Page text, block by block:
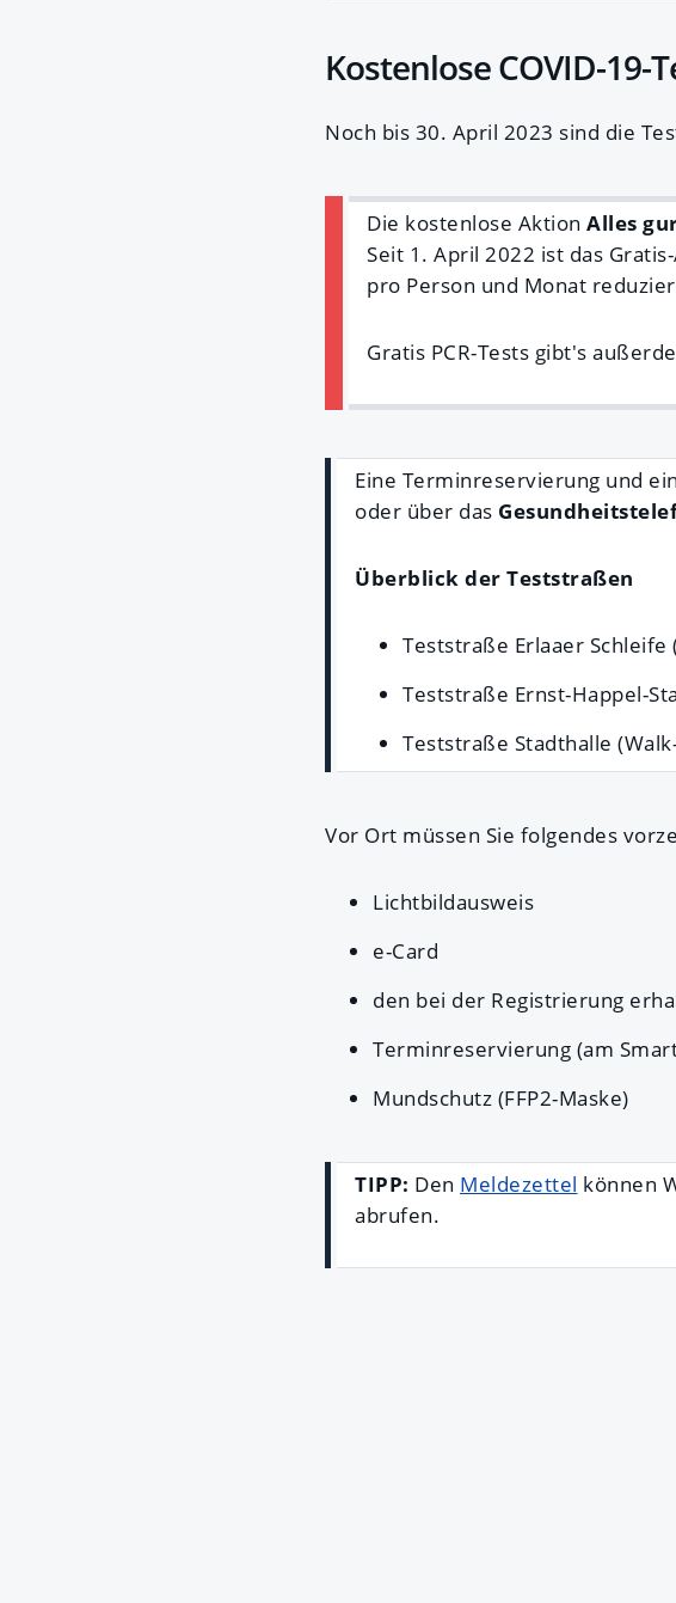
Kostenlose COVID-19-
Noch bis 30. April 2023 sind die
Die kostenlose Aktion Alles
Seit 1. April 2022 ist das
pro Person und Monat
Gratis PCR-Tests gibt's
Eine Terminreservierung und
oder über das
Überblick der Teststraßen
Teststraße Erlaaer Schleife
Teststraße Ernst-Happel-
Teststraße Stadthalle
Vor Ort müssen Sie folgendes
Lichtbildausweis
e-Card
den bei der Registrierung
Terminreservierung (am
Mundschutz (FFP2-Maske)
TIPP: Den Meldezettel können
abrufen.